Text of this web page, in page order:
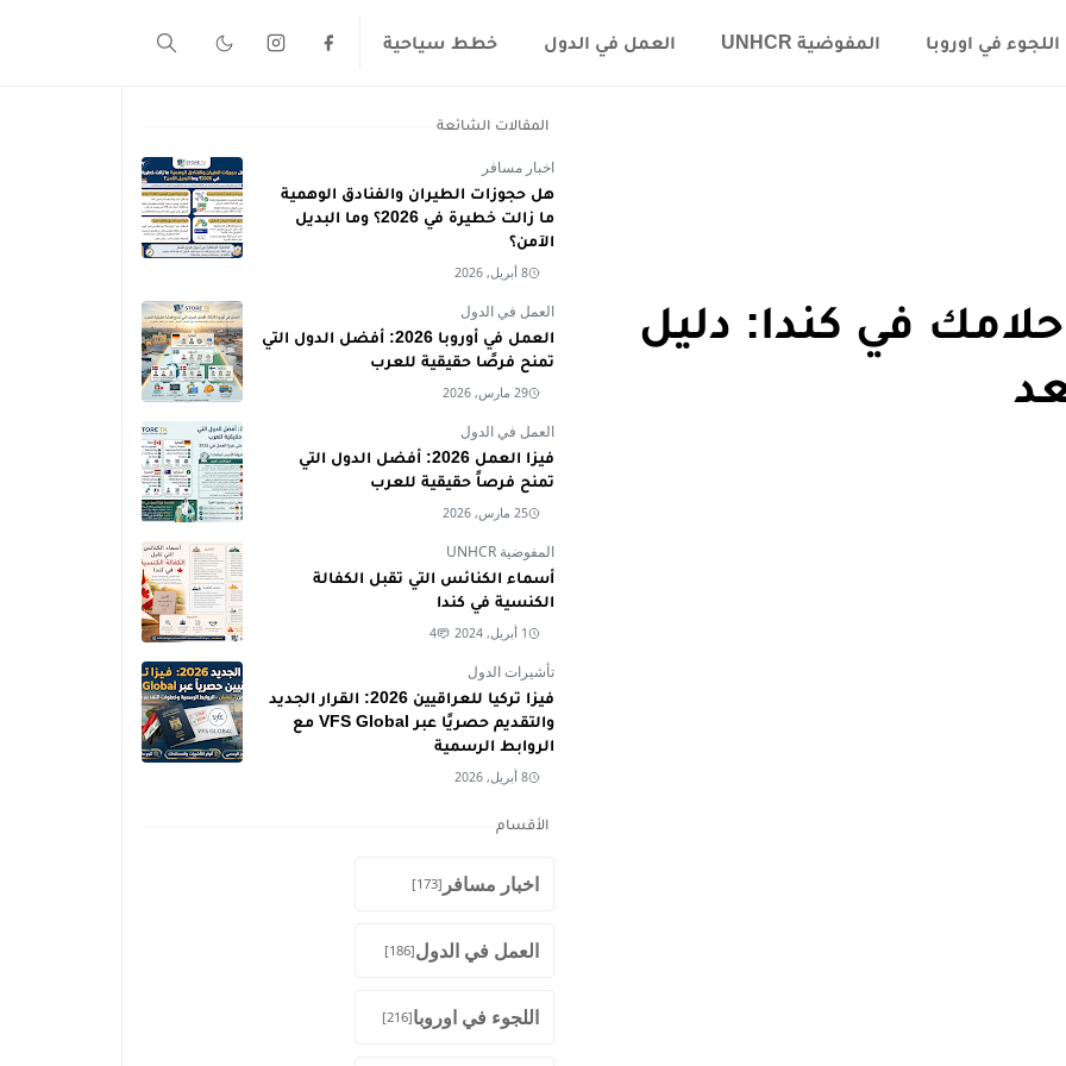
اللجوء في اوروبا المفوضية UNHCR العمل في الدول خطط سياحية
في كندا: دليل
المقالات الشائعة
اخبار مسافر
هل حجوزات الطيران والفنادق الوهمية
ما زالت خطيرة في 2026؟ وما البديل
الآمن؟
8 أبريل, 2026
العمل في الدول
العمل في أوروبا 2026: أفضل الدول التي
تمنح فرصًا حقيقية للعرب
29 مارس, 2026
العمل في الدول
فيزا العمل 2026: أفضل الدول التي
تمنح فرصاً حقيقية للعرب
25 مارس, 2026
المفوضية UNHCR
أسماء الكنائس التي تقبل الكفالة
الكنسية في كندا
1 أبريل, 2024 4
تأشيرات الدول
فيزا تركيا للعراقيين 2026: القرار الجديد
والتقديم حصريًا عبر VFS Global مع
الروابط الرسمية
8 أبريل, 2026
الأقسام
اخبار مسافر [173]
العمل في الدول[186]
اللجوء في اوروبا[216]